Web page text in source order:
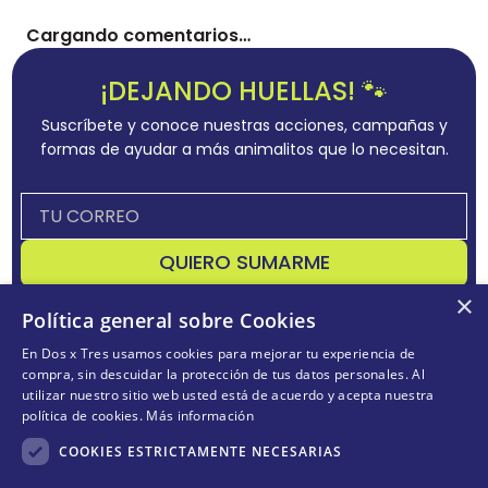
COMENTARIOS
Cargando el resumen…
Más reciente Todos
Cargando comentarios…
¡DEJANDO HUELLAS! 🐾
Suscríbete y conoce nuestras acciones, campañas y
×
Política general sobre Cookies
En Dos x Tres usamos cookies para mejorar tu experiencia de
compra, sin descuidar la protección de tus datos personales. Al
utilizar nuestro sitio web usted está de acuerdo y acepta nuestra
política de cookies. Más información
COOKIES ESTRICTAMENTE NECESARIAS